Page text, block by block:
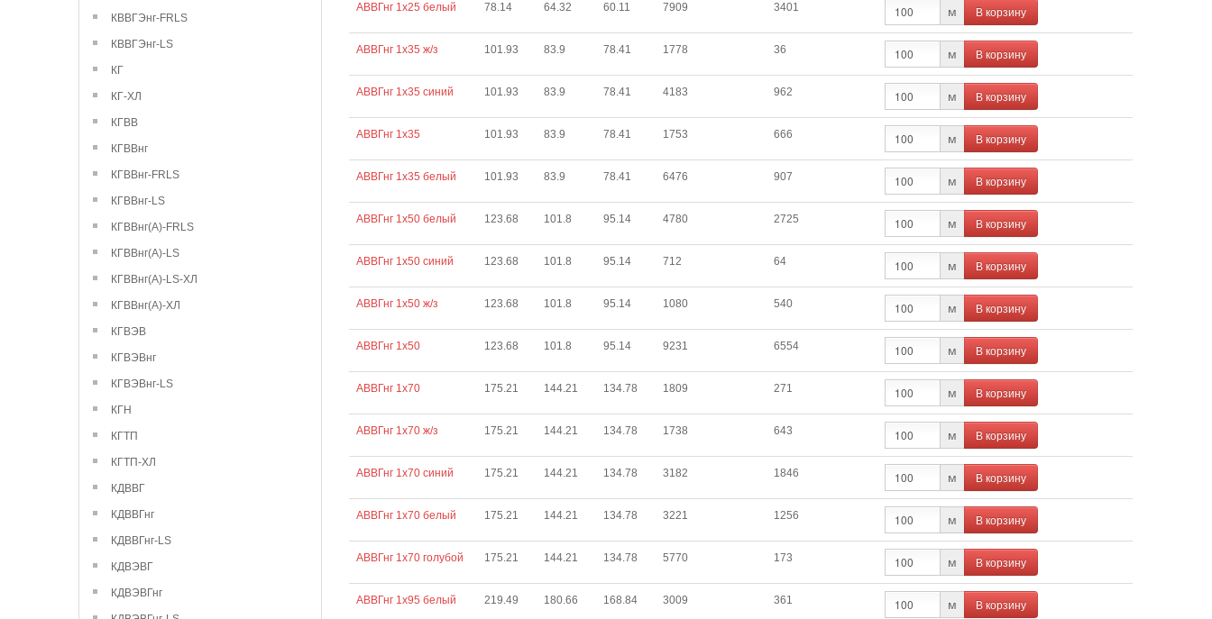
КВВГЭнг-FRLS
КВВГЭнг-LS
КГ
КГ-ХЛ
КГВВ
КГВВнг
КГВВнг-FRLS
КГВВнг-LS
КГВВнг(А)-FRLS
КГВВнг(А)-LS
КГВВнг(А)-LS-ХЛ
КГВВнг(А)-ХЛ
КГВЭВ
КГВЭВнг
КГВЭВнг-LS
КГН
КГТП
КГТП-ХЛ
КДВВГ
КДВВГнг
КДВВГнг-LS
КДВЭВГ
КДВЭВГнг
АВВГнг 1х25 белый 78.14 64.32 60.11 7909 3401 м В корзину
АВВГнг 1х35 ж/з 101.93 83.9 78.41 1778 36 м В корзину
АВВГнг 1х35 синий 101.93 83.9 78.41 4183 962 м В корзину
АВВГнг 1х35 101.93 83.9 78.41 1753 666 м В корзину
АВВГнг 1х35 белый 101.93 83.9 78.41 6476 907 м В корзину
АВВГнг 1х50 белый 123.68 101.8 95.14 4780 2725 м В корзину
АВВГнг 1х50 синий 123.68 101.8 95.14 712 64 м В корзину
АВВГнг 1х50 ж/з 123.68 101.8 95.14 1080 540 м В корзину
АВВГнг 1х50 123.68 101.8 95.14 9231 6554 м В корзину
АВВГнг 1х70 175.21 144.21 134.78 1809 271 м В корзину
АВВГнг 1х70 ж/з 175.21 144.21 134.78 1738 643 м В корзину
АВВГнг 1х70 синий 175.21 144.21 134.78 3182 1846 м В корзину
АВВГнг 1х70 белый 175.21 144.21 134.78 3221 1256 м В корзину
АВВГнг 1х70 голубой 175.21 144.21 134.78 5770 173 м В корзину
АВВГнг 1х95 белый 219.49 180.66 168.84 3009 361 м В корзину